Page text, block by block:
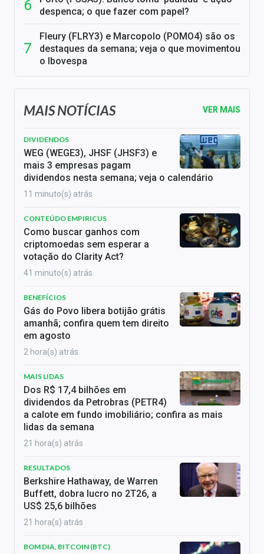
despenca; o que fazer com papel?
Fleury (FLRY3) e Marcopolo (POMO4) são os
destaques da semana; veja o que movimentou
o Ibovespa
MAIS NOTÍCIAS VER MAIS
DIVIDENDOS
WEG (WEGE3), JHSF (JHSF3) e
mais 3 empresas pagam
dividendos nesta semana; veja o calendário
11 minuto(s) atrás
CONTEÚDO EMPIRICUS
Como buscar ganhos com
criptomoedas sem esperar a
votação do Clarity Act?
41 minuto(s) atrás
BENEFÍCIOS
Gás do Povo libera botijão grátis
amanhã; confira quem tem direito
em agosto
2 hora(s) atrás
MAIS LIDAS
Dos R$ 17,4 bilhões em
dividendos da Petrobras (PETR4)
a calote em fundo imobiliário; confira as mais
lidas da semana
21 hora(s) atrás
RESULTADOS
Berkshire Hathaway, de Warren
Buffett, dobra lucro no 2T26, a
US$ 25,6 bilhões
21 hora(s) atrás
BOM DIA, BITCOIN (BTC)